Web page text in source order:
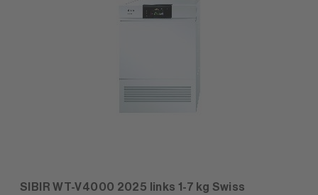
SIBIR WT-V4000 2025 links 1-7 kg Swiss